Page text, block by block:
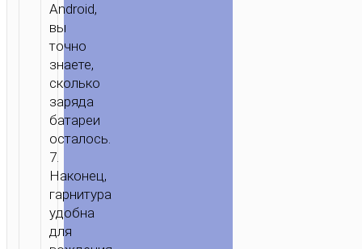
Android,
вы
точно
знаете,
сколько
заряда
батареи
осталось.
7.
Наконец,
гарнитура
удобна
для